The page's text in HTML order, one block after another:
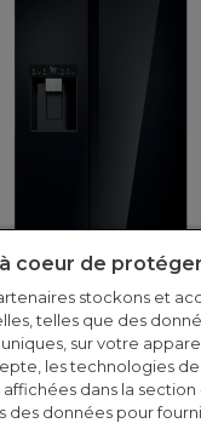
7
coeur de
stockons et
telles que des
sur votre
les technologies
dans la section
des données pour